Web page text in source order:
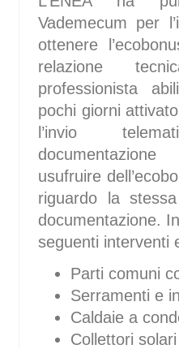
Vademecum per
ottenere
relazione
professionista
pochi giorni
l’invio
usufruire
riguardo la
documentazione.
seguenti interventi
Parti comuni
Serramenti e
Caldaie a
Collettori solari